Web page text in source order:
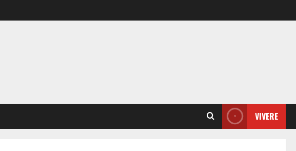
VIVERE